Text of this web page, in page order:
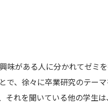
がある人に分かれてゼミ
、徐々に卒業研究のテー
それを聞いている他の学生